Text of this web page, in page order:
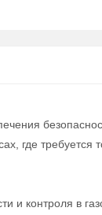
где требуется
и контроля в